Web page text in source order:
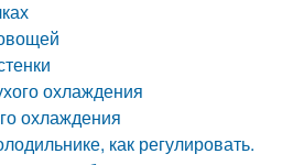
охлаждения
охлаждения
как регулировать.